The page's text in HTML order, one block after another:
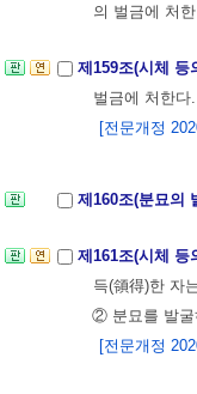
의 벌금에 처
제159조(시체
벌금에 처한다.
[전문개정
제160조(분묘의
제161조(시체
득(領得)한 자
② 분묘를 발굴
[전문개정